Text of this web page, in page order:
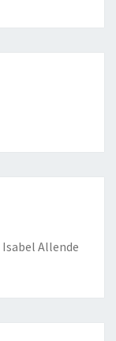
Isabel Allende